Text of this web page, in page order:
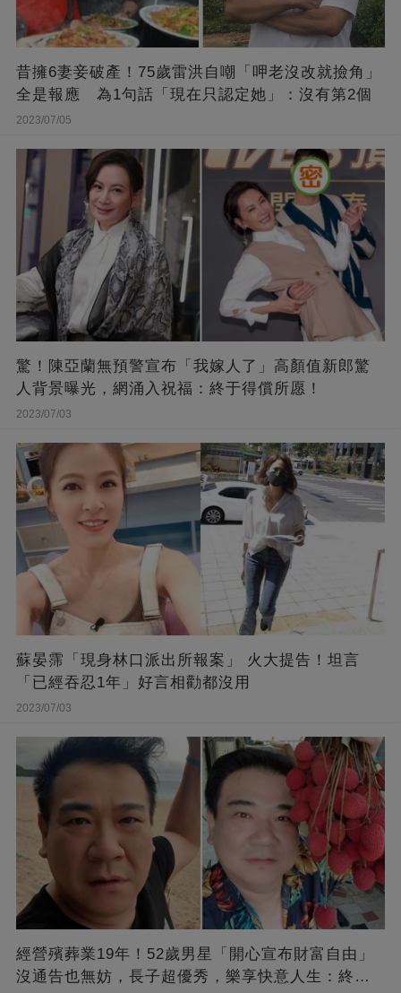
昔擁6妻妾破產！75歲雷洪自嘲「呷老沒改就撿角」
全是報應 為1句話「現在只認定她」：沒有第2個
2023/07/05
驚！陳亞蘭無預警宣布「我嫁人了」高顏值新郎驚
人背景曝光，網涌入祝福：終于得償所愿！
2023/07/03
蘇晏霈「現身林口派出所報案」 火大提告！坦言
「已經吞忍1年」好言相勸都沒用
2023/07/03
經營殯葬業19年！52歲男星「開心宣布財富自由」
沒通告也無妨，長子超優秀，樂享快意人生：終于